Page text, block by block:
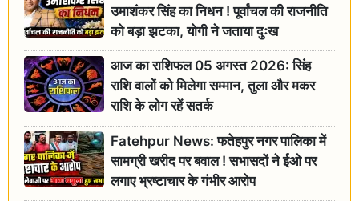
उमाशंकर सिंह का निधन ! पूर्वांचल की राजनीति
को बड़ा झटका, योगी ने जताया दुःख
आज का राशिफल 05 अगस्त 2026: सिंह
राशि वालों को मिलेगा सम्मान, तुला और मकर
राशि के लोग रहें सतर्क
Fatehpur News: फतेहपुर नगर पालिका में
सामग्री खरीद पर बवाल ! सभासदों ने ईओ पर
लगाए भ्रष्टाचार के गंभीर आरोप